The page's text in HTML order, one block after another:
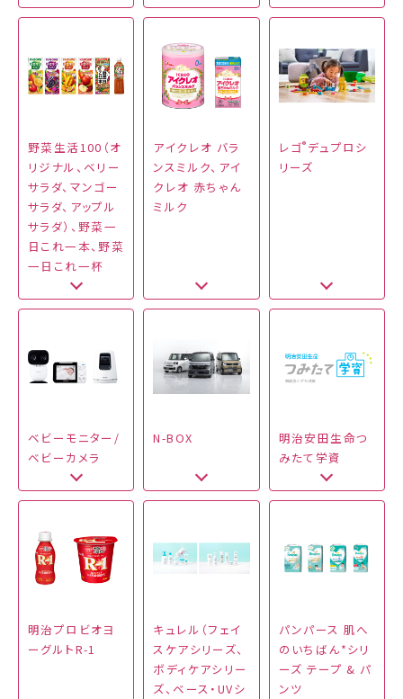
野菜生活100（オ
リジナル、ベリー
サラダ、マンゴー
サラダ、アップル
サラダ）、野菜一
日これ一本、野菜
一日これ一杯
アイクレオ バラ
ンスミルク、アイ
クレオ 赤ちゃん
ミルク
レゴ® デュプロシ
リーズ
ベビーモニター/
ベビーカメラ
N-BOX
明治安田生命つ
みたて学資
明治プロビオヨ
ーグルトR-1
キュレル（フェイ
スケアシリーズ、
ボディケアシリー
ズ、ベース・UVシ
パンパース 肌へ
のいちばん*シリ
ーズ テープ & パ
ンツ